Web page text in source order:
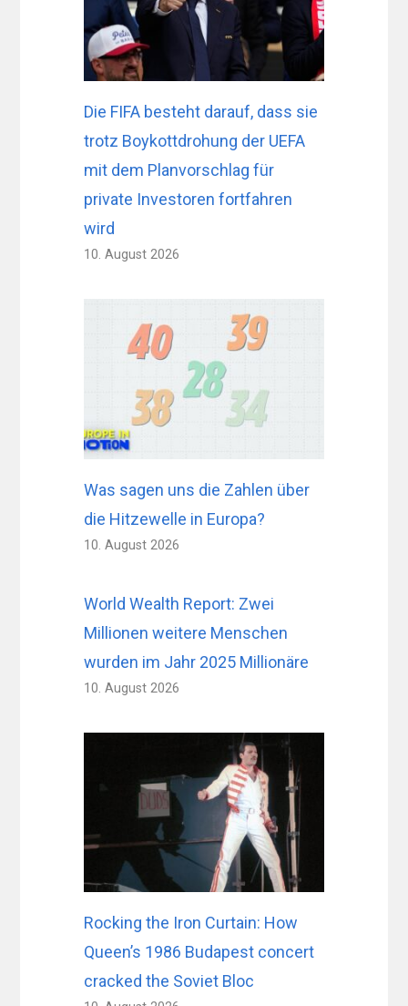
Die FIFA besteht darauf, dass sie
trotz Boykottdrohung der UEFA
mit dem Planvorschlag für
private Investoren fortfahren
wird
10. August 2026
Was sagen uns die Zahlen über
die Hitzewelle in Europa?
10. August 2026
World Wealth Report: Zwei
Millionen weitere Menschen
wurden im Jahr 2025 Millionäre
10. August 2026
Rocking the Iron Curtain: How
Queen’s 1986 Budapest concert
cracked the Soviet Bloc